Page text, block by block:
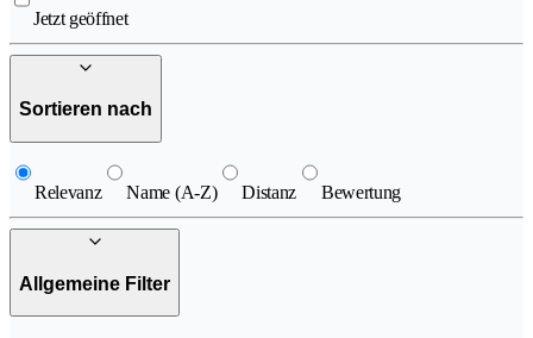
Jetzt geöffnet
Sortieren nach
Relevanz Name (A-Z) Distanz Bewertung
Allgemeine Filter